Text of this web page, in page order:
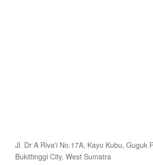
Jl. Dr A Riva'i No.17A, Kayu Kubu, Guguk
Bukittinggi City, West Sumatra